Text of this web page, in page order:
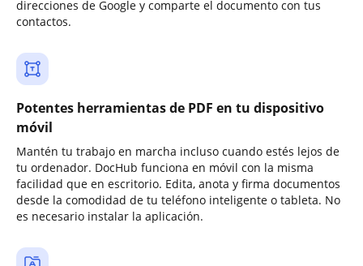
direcciones de Google y comparte el documento con tus
contactos.
Potentes herramientas de PDF en tu dispositivo
móvil
Mantén tu trabajo en marcha incluso cuando estés lejos de
tu ordenador. DocHub funciona en móvil con la misma
facilidad que en escritorio. Edita, anota y firma documentos
desde la comodidad de tu teléfono inteligente o tableta. No
es necesario instalar la aplicación.